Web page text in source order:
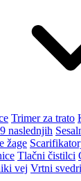
Trimer za trato
naslednjih
žage
Tlačni čistilci
vej Vrtni svedri